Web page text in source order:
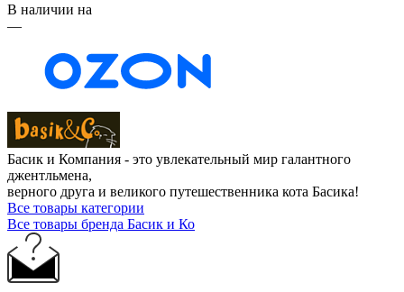
В наличии на
—
Басик и Компания - это увлекательный мир галантного
джентльмена,
верного друга и великого путешественника кота Басика!
Все товары категории
Все товары бренда Басик и Ко